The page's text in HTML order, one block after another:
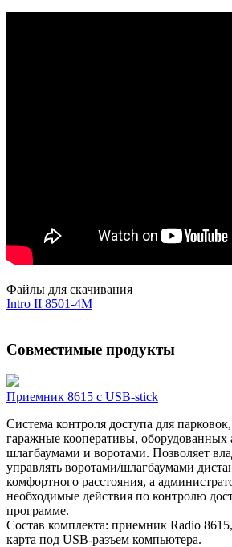
Файлы для скачивания
Intro II 8501-4M
Совместимые продукты
Приемник 8615 с USB-stick
Система контроля доступа для
гаражные кооперативы, оборудованных
шлагбаумами и воротами. Позволяет
управлять воротами/шлагбаумами
комфортного расстояния, а
необходимые действия по контролю
программе.
Состав комплекта: приемник Radio
карта под USB-разъем компьютера.